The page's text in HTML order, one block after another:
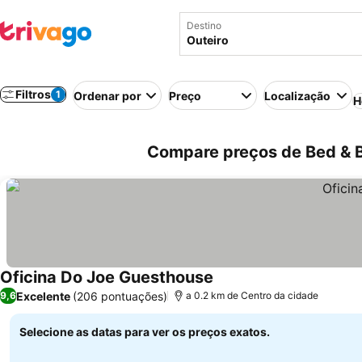
Destino
Filtros 1 Ordenar por Preço Localização
Compare preços de Bed &
Oficina Do Joe Guesthouse
9,6Excelente (206 pontuações) a 0.2 km de Centro da cidade
Selecione as datas para ver os preços exatos.